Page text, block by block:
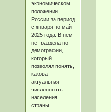
экономическом
положении
России за период
с января по май
2025 года. В нем
нет раздела по
демографии,
который
позволял понять,
какова
актуальная
численность
населения
страны.